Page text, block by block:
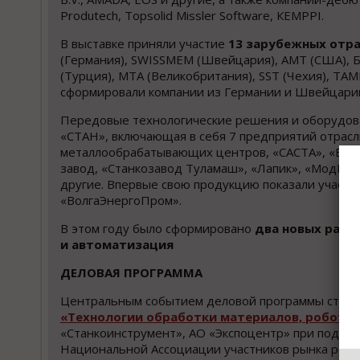
Produtech, Topsolid Missler Software, КЕMPPI.
В выставке приняли участие 13 зарубежных
(Германия), SWISSMEM (Швейцария), AMT (США),
(Турция), MTA (Великобритания), SST (Чехия),
сформировали компании из Германии и
Передовые технологические решения и
«СТАН», включающая в себя 7 предприятий
металлообрабатывающих центров, «САСТА»,
завод, «Станкозавод Туламаш», «Лапик»,
другие. Впервые свою продукцию показали
«ВолгаЭнергоПром».
В этом году было сформировано два новых
и автоматизация
ДЕЛОВАЯ ПРОГРАММА
Центральным событием деловой программы стал
«Технологии обработки материалов,
«Станкоинструмент», АО «Экспоцентр» при
Национальной Ассоциации участников рынка